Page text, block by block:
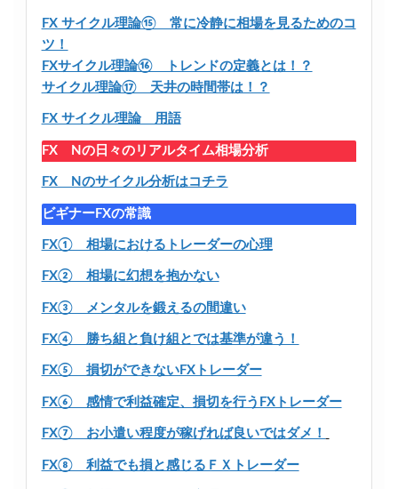
FX サイクル理論⑮ 常に冷静に相場を見るためのコ
ツ！
FXサイクル理論⑯ トレンドの定義とは！？
サイクル理論⑰ 天井の時間帯は！？
FX サイクル理論 用語
FX Nの日々のリアルタイム相場分析
FX Nのサイクル分析はコチラ
ビギナーFXの常識
FX① 相場におけるトレーダーの心理
FX② 相場に幻想を抱かない
FX③ メンタルを鍛えるの間違い
FX④ 勝ち組と負け組とでは基準が違う！
FX⑤ 損切ができないFXトレーダー
FX⑥ 感情で利益確定、損切を行うFXトレーダー
FX⑦ お小遣い程度が稼げれば良いではダメ！
FX⑧ 利益でも損と感じるＦＸトレーダー